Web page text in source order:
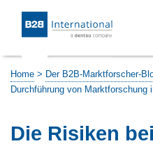
Home > Der B2B-Marktforscher-
Durchführung von Marktforschung
Die Risiken